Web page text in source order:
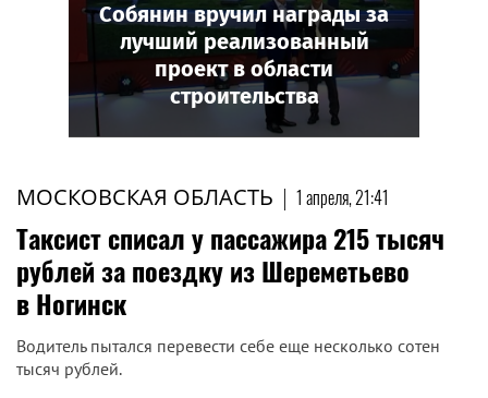
МОСКОВСКАЯ ОБЛАСТЬ | 1 апреля, 21:41
Таксист списал у пассажира 215 тысяч
рублей за поездку из Шереметьево
в Ногинск
Водитель пытался перевести себе еще несколько сотен
тысяч рублей.
Собянин вручил награды за
лучший реализованный
проект в области
строительства